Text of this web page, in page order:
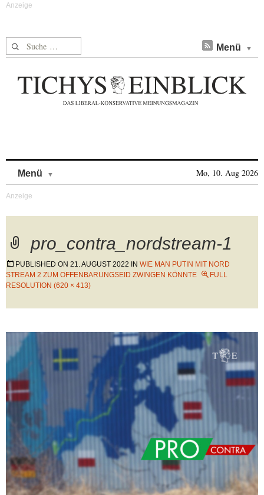
Suche nach: Menü
Menü Mo, 10. Aug 2026
pro_contra_nordstream-1
PUBLISHED ON 21. AUGUST 2022 IN WIE MAN PUTIN MIT NORD
STREAM 2 ZUM OFFENBARUNGSEID ZWINGEN KÖNNTE
FULL
RESOLUTION (620 × 413)